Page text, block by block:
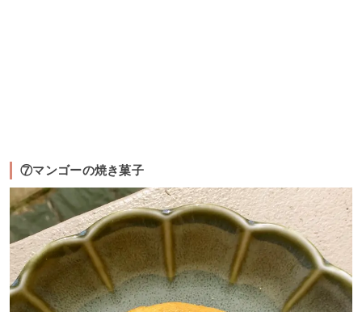
⑦マンゴーの焼き菓子